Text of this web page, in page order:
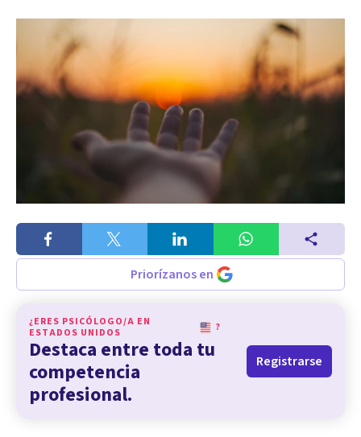
Priorízanos en
¿ERES PSICÓLOGO/A EN
ESTADOS UNIDOS
?
Destaca entre toda tu
competencia
profesional.
Registrarse